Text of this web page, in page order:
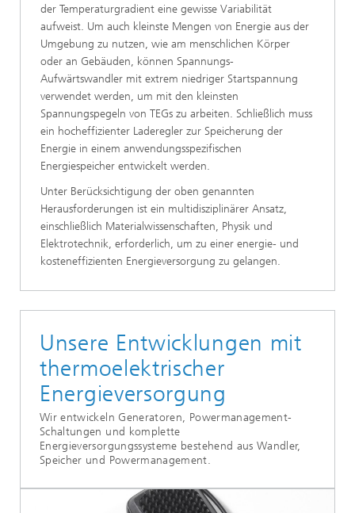
der Temperaturgradient eine gewisse Variabilität
aufweist. Um auch kleinste Mengen von Energie aus der
Umgebung zu nutzen, wie am menschlichen Körper
oder an Gebäuden, können Spannungs-
Aufwärtswandler mit extrem niedriger Startspannung
verwendet werden, um mit den kleinsten
Spannungspegeln von TEGs zu arbeiten. Schließlich muss
ein hocheffizienter Laderegler zur Speicherung der
Energie in einem anwendungsspezifischen
Energiespeicher entwickelt werden.
Unter Berücksichtigung der oben genannten
Herausforderungen ist ein multidisziplinärer Ansatz,
einschließlich Materialwissenschaften, Physik und
Elektrotechnik, erforderlich, um zu einer energie- und
kosteneffizienten Energieversorgung zu gelangen.
Unsere Entwicklungen mit
thermoelektrischer
Energieversorgung
Wir entwickeln Generatoren, Powermanagement-
Schaltungen und komplette
Energieversorgungssysteme bestehend aus Wandler,
Speicher und Powermanagement.